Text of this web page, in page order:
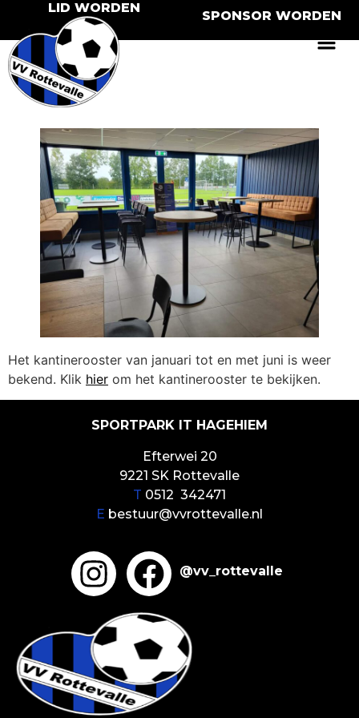
LID WORDEN
SPONSOR WORDEN
Het kantinerooster van januari tot en met juni is weer
bekend. Klik hier om het kantinerooster te bekijken.
SPORTPARK IT HAGEHIEM
Efterwei 20
9221 SK Rottevalle
T 0512 342471
E bestuur@vvrottevalle.nl
@vv_rottevalle